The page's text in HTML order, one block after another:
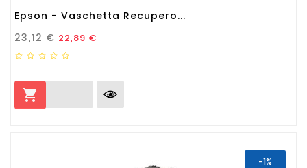
Epson - Vaschetta Recupero...
Prezzo Standard
23,12 € Prezzo
22,89 €

-1%